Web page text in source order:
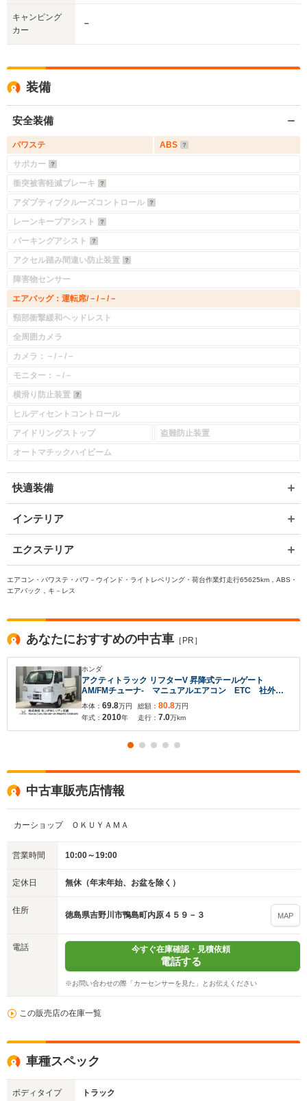
キャンピング
カー
－
装備
安全装備
パワステ
ABS
サポカー
衝突被害軽減ブレーキ
アダプティブクルーズコントロール
レーンキープアシスト
パーキングアシスト
アクセル踏み間違い防止装置
障害物センサー
エアバッグ：運転席/－/－/－
頸部衝撃緩和ヘッドレスト
全周囲カメラ
カメラ：－/－/－
モニター：－/－
横滑り防止装置
ヒルディセントコントロール
アイドリングストップ
盗難防止装置
オートマチックハイビーム
快適装備
インテリア
エクステリア
エアコン・パワステ・パワ－ウインド・ライトレベリング・荷台作業灯走行65625km，ABS・
エアバック，キ－レス
あなたにおすすめの中古車 ［PR］
ホンダ
アクティトラック リフターV 昇降式テールゲート
AM/FMチューナ- マニュアルエアコン ETC 社外ド
ラレコ
本体： 69.8万円
年式： 2010年
総額： 80.8万円
走行： 7.0万km
中古車販売店情報
カーショップ ＯＫＵＹＡＭＡ
営業時間 10:00～19:00
定休日 無休（年末年始、お盆を除く）
住所 徳島県吉野川市鴨島町内原４５９－３ MAP
電話 今すぐ在庫確認・見積依頼
電話する
※お問い合わせの際「カーセンサーを見た」とお伝えください
この販売店の在庫一覧
車種スペック
ボディタイプ トラック